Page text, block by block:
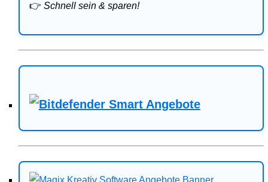
Ratgeber
Office
👉 Schnell sein & sparen!